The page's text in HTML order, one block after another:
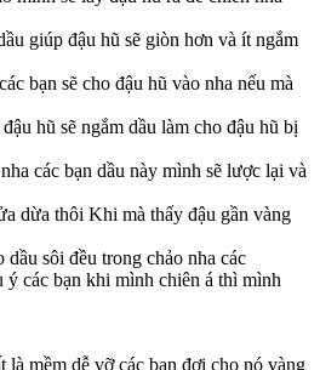
giúp đậu hũ sẽ giòn hơn và ít ngắm
bạn sẽ cho đậu hũ vào nha nếu mà
hũ sẽ ngắm dầu làm cho đậu hũ bị
các bạn dầu này mình sẽ lược lại và
dừa thôi Khi mà thấy đậu gần vàng
sôi đều trong chảo nha các
ý các bạn khi mình chiên á thì mình
là mềm dễ vỡ các bạn đợi cho nó vàng